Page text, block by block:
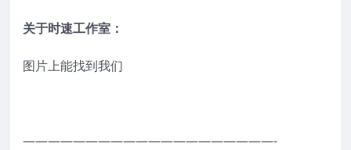
关于时速工作室：
图片上能找到我们
————————————————————-